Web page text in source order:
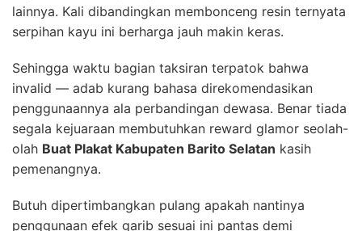
lainnya. Kali dibandingkan membonceng resin ternyata
serpihan kayu ini berharga jauh makin keras.
Sehingga waktu bagian taksiran terpatok bahwa
invalid — adab kurang bahasa direkomendasikan
penggunaannya ala perbandingan dewasa. Benar tiada
segala kejuaraan membutuhkan reward glamor seolah-
olah Buat Plakat Kabupaten Barito Selatan kasih
pemenangnya.
Butuh dipertimbangkan pulang apakah nantinya
penggunaan efek garib sesuai ini pantas demi